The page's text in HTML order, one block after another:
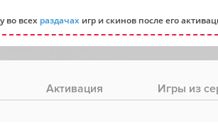
во всех раздачах игр и скинов после его
Активация Игры из